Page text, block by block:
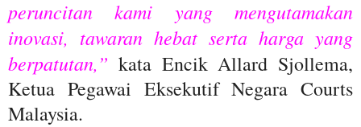
peruncitan kami yang mengutamakan
inovasi, tawaran hebat serta harga yang
berpatutan,” kata Encik Allard Sjollema,
Ketua Pegawai Eksekutif Negara Courts
Malaysia.